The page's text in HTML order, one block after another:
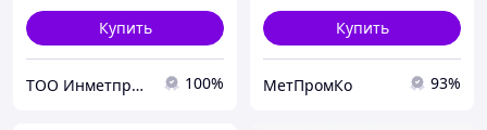
Купить
ТОО Инметпром 100%
Купить
МетПромКо 93%